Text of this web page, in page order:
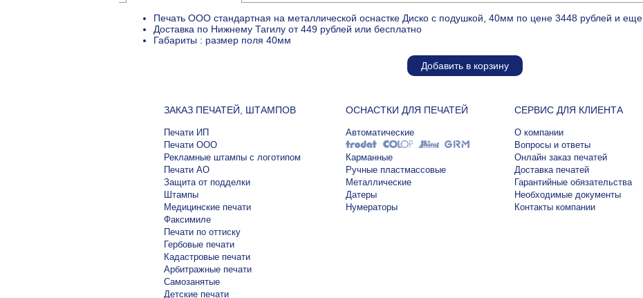
Печать ООО стандартная на металлической оснастке Диско с подушкой, 40мм по цене 3448 рублей и еще
Доставка по Нижнему Тагилу от 449 рублей или бесплатно
Габариты : размер поля 40мм
Добавить в корзину
ЗАКАЗ ПЕЧАТЕЙ, ШТАМПОВ
Печати ИП
Печати ООО
Рекламные штампы с логотипом
Печати АО
Защита от подделки
Штампы
Медицинские печати
Факсимиле
Печати по оттиску
Гербовые печати
Кадастровые печати
Арбитражные печати
Самозанятые
Детские печати
ОСНАСТКИ ДЛЯ ПЕЧАТЕЙ
Автоматические
Карманные
Ручные пластмассовые
Металлические
Датеры
Нумераторы
СЕРВИС ДЛЯ КЛИЕНТА
О компании
Вопросы и ответы
Онлайн заказ печатей
Доставка печатей
Гарантийные обязательства
Необходимые документы
Контакты компании